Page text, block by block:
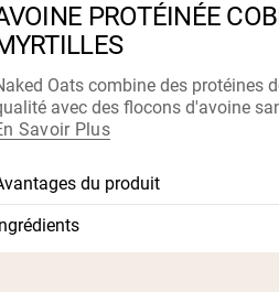
Meilleure Vente
pois
protéine de
riz
PROTÉINÉE
Oats combine des protéines
avec des flocons d'avoine
Savoir Plus
du produit
Flocons d'avoine sans gluten +
Ingrédients
d'avoine sans gluten,